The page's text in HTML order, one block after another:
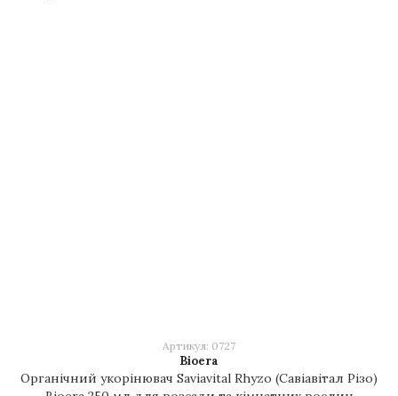
Артикул: 0727
Bioera
Органічний укорінювач Saviavital Rhyzo (Савіавітал Різо)